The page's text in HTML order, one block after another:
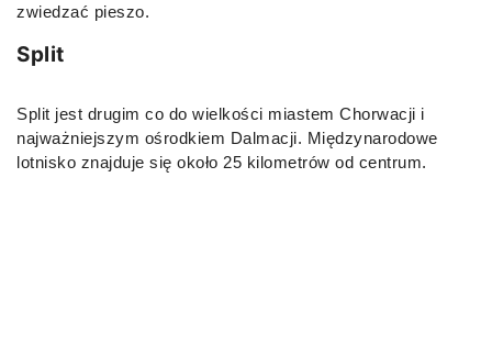
zwiedzać pieszo.
Split
Split jest drugim co do wielkości miastem Chorwacji i
najważniejszym ośrodkiem Dalmacji. Międzynarodowe
lotnisko znajduje się około 25 kilometrów od centrum.